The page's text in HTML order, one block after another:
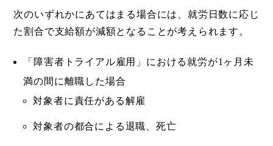
次のいずれかにあてはまる場合には、就労日数に応じ
た割合で支給額が減額となることが考えられます。
「障害者トライアル雇用」における就労が1ヶ月未
満の間に離職した場合
対象者に責任がある解雇
対象者の都合による退職、死亡